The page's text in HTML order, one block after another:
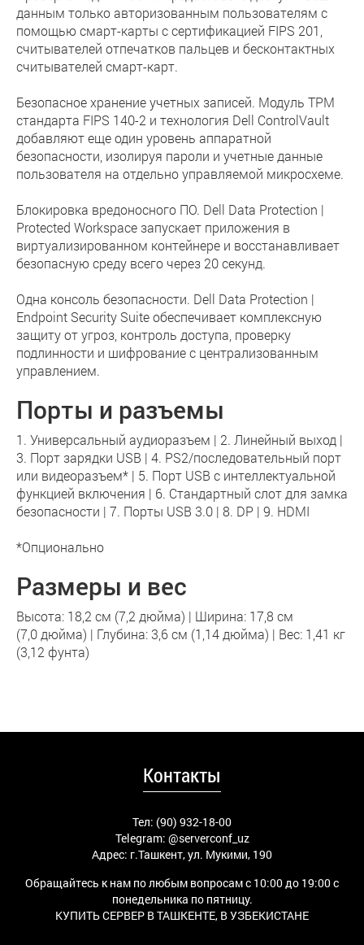
данным только авторизованным пользователям с
помощью смарт-карты с сертификацией FIPS 201,
считывателей отпечатков пальцев и бесконтактных
считывателей смарт-карт.
Безопасное хранение учетных записей. Модуль TPM
стандарта FIPS 140-2 и технология Dell ControlVault
добавляют еще один уровень аппаратной
безопасности, изолируя пароли и учетные данные
пользователя на отдельно управляемой микросхеме.
Блокировка вредоносного ПО. Dell Data Protection |
Protected Workspace запускает приложения в
виртуализированном контейнере и восстанавливает
безопасную среду всего через 20 секунд.
Одна консоль безопасности. Dell Data Protection |
Endpoint Security Suite обеспечивает комплексную
защиту от угроз, контроль доступа, проверку
подлинности и шифрование с централизованным
управлением.
Порты и разъемы
1. Универсальный аудиоразъем | 2. Линейный выход |
3. Порт зарядки USB | 4. PS2/последовательный порт
или видеоразъем* | 5. Порт USB с интеллектуальной
функцией включения | 6. Стандартный слот для замка
безопасности | 7. Порты USB 3.0 | 8. DP | 9. HDMI
*Опционально
Размеры и вес
Высота: 18,2 см (7,2 дюйма) | Ширина: 17,8 см
(7,0 дюйма) | Глубина: 3,6 см (1,14 дюйма) | Вес: 1,41 кг
(3,12 фунта)
Контакты
Тел: (90) 932-18-00
Telegram: @serverconf_uz
Адрес: г.Ташкент, ул. Мукими, 190
Обращайтесь к нам по любым вопросам с 10:00 до 19:00 с
понедельника по пятницу.
КУПИТЬ СЕРВЕР В ТАШКЕНТЕ, В УЗБЕКИСТАНЕ